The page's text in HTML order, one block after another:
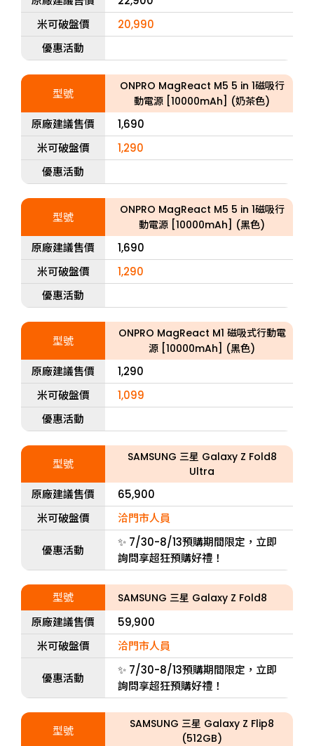
米可破盤價
20,990
優惠活動
型號
ONPRO MagReact M5 5 in 1磁吸行
動電源 [10000mAh] (奶茶色)
原廠建議售價
1,690
米可破盤價
1,290
優惠活動
型號
ONPRO MagReact M5 5 in 1磁吸行
動電源 [10000mAh] (黑色)
原廠建議售價
1,690
米可破盤價
1,290
優惠活動
型號
ONPRO MagReact M1 磁吸式行動電
源 [10000mAh] (黑色)
原廠建議售價
1,290
米可破盤價
1,099
優惠活動
型號
SAMSUNG 三星 Galaxy Z Fold8
Ultra
原廠建議售價
65,900
米可破盤價
洽門市人員
優惠活動
✨ 7/30-8/13預購期間限定，立即
詢問享超狂預購好禮！
型號 SAMSUNG 三星 Galaxy Z Fold8
原廠建議售價
59,900
米可破盤價
洽門市人員
優惠活動
✨ 7/30-8/13預購期間限定，立即
詢問享超狂預購好禮！
型號
SAMSUNG 三星 Galaxy Z Flip8
(512GB)